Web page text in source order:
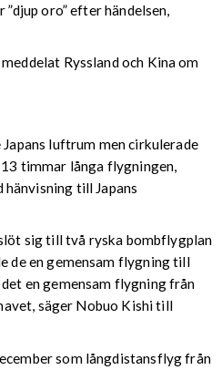
oro” efter händelsen,
Ryssland och Kina om
luftrum men cirkulerade
timmar långa flygningen,
hänvisning till Japans
sig till två ryska bombflygplan
de en gemensam flygning till
en gemensam flygning från
säger Nobuo Kishi till
som långdistansflyg från